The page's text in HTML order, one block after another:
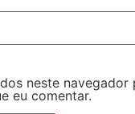
neste navegador
eu comentar.